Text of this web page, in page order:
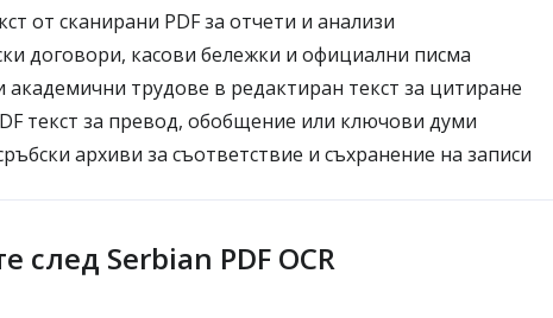
от сканирани PDF за отчети и анализи
договори, касови бележки и официални писма
академични трудове в редактиран текст за цитиране
текст за превод, обобщение или ключови думи
архиви за съответствие и съхранение на записи
след Serbian PDF OCR